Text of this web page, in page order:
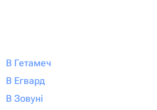
В Гетамеч
В Егвард
В Зовуні